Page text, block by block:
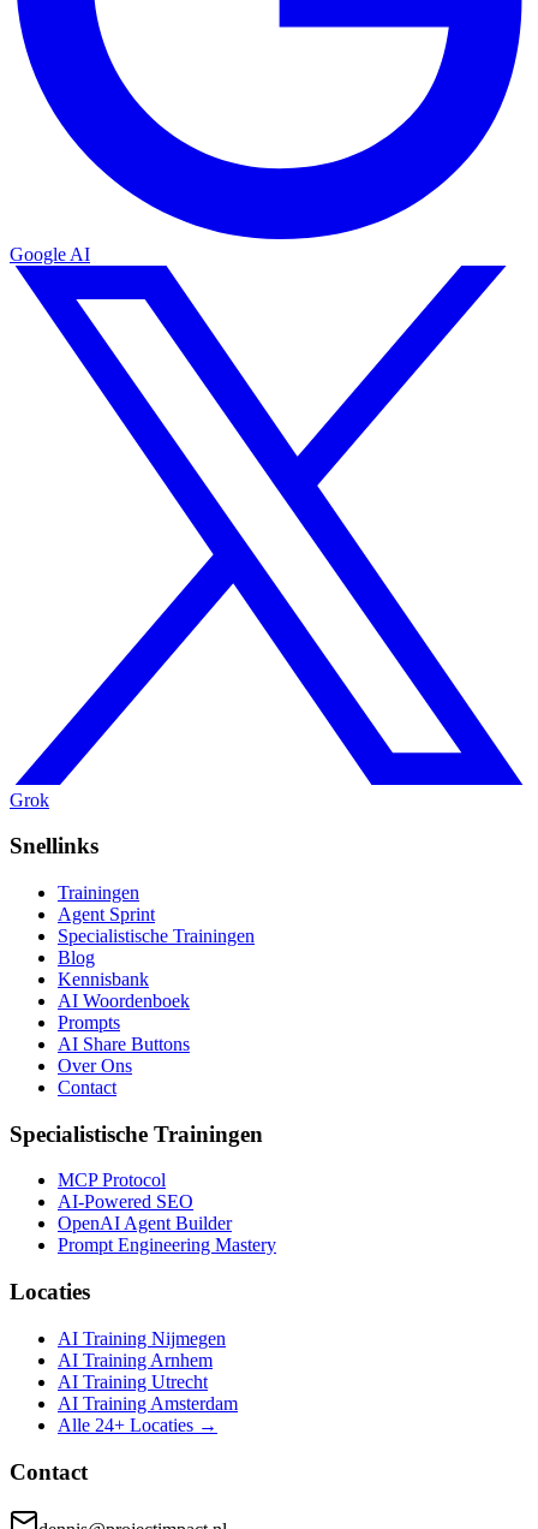
Google AI
Grok
Snellinks
Trainingen
Agent Sprint
Specialistische Trainingen
Blog
Kennisbank
AI Woordenboek
Prompts
AI Share Buttons
Over Ons
Contact
Specialistische Trainingen
MCP Protocol
AI-Powered SEO
OpenAI Agent Builder
Prompt Engineering Mastery
Locaties
AI Training Nijmegen
AI Training Arnhem
AI Training Utrecht
AI Training Amsterdam
Alle 24+ Locaties →
Contact